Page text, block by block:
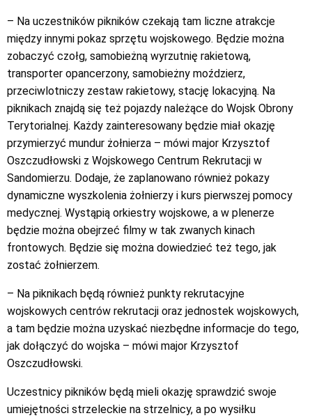
– Na uczestników pikników czekają tam liczne atrakcje
między innymi pokaz sprzętu wojskowego. Będzie można
zobaczyć czołg, samobieżną wyrzutnię rakietową,
transporter opancerzony, samobieżny moździerz,
przeciwlotniczy zestaw rakietowy, stację lokacyjną. Na
piknikach znajdą się też pojazdy należące do Wojsk Obrony
Terytorialnej. Każdy zainteresowany będzie miał okazję
przymierzyć mundur żołnierza – mówi major Krzysztof
Oszczudłowski z Wojskowego Centrum Rekrutacji w
Sandomierzu. Dodaje, że zaplanowano również pokazy
dynamiczne wyszkolenia żołnierzy i kurs pierwszej pomocy
medycznej. Wystąpią orkiestry wojskowe, a w plenerze
będzie można obejrzeć filmy w tak zwanych kinach
frontowych. Będzie się można dowiedzieć też tego, jak
zostać żołnierzem.
– Na piknikach będą również punkty rekrutacyjne
wojskowych centrów rekrutacji oraz jednostek wojskowych,
a tam będzie można uzyskać niezbędne informacje do tego,
jak dołączyć do wojska – mówi major Krzysztof
Oszczudłowski.
Uczestnicy pikników będą mieli okazję sprawdzić swoje
umiejętności strzeleckie na strzelnicy, a po wysiłku